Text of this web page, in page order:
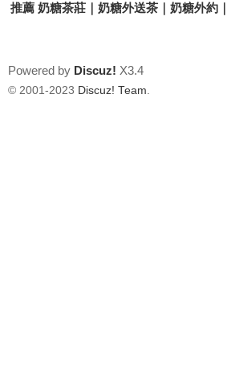
茶
推薦 奶糖茶莊｜奶糖外送茶｜奶糖外約
Powered by Discuz! X3.4
© 2001-2023 Discuz! Team.